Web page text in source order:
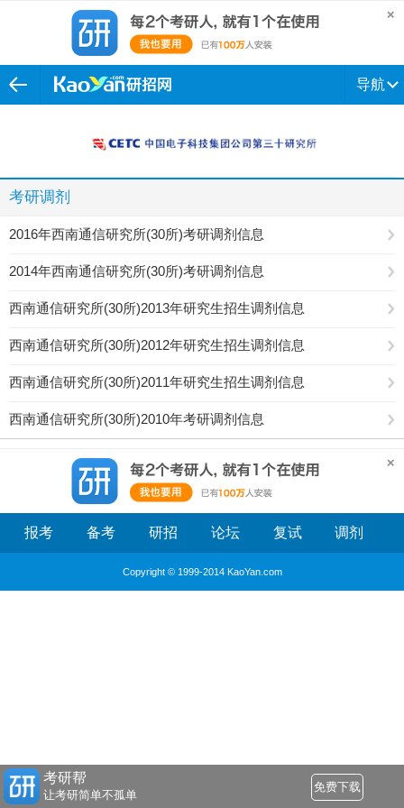
导航
考研调剂
2016年西南通信研究所(30所)考研调剂信息
2014年西南通信研究所(30所)考研调剂信息
西南通信研究所(30所)2013年研究生招生调剂信息
西南通信研究所(30所)2012年研究生招生调剂信息
西南通信研究所(30所)2011年研究生招生调剂信息
西南通信研究所(30所)2010年考研调剂信息
报考 备考 研招 论坛 复试 调剂
Copyright © 1999-2014 KaoYan.com
考研帮
让考研简单不孤单
免费下载